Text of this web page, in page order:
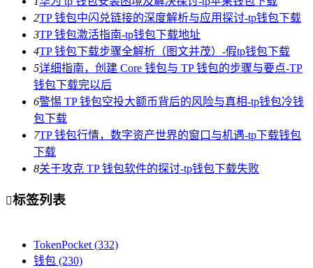
2TP 钱包中闪兑链接的深度解析与应用探讨-tp钱包下载
3TP 钱包激活指南-tp钱包下载地址
4TP 钱包下载步骤全解析（图文并茂）-假tp钱包下载
5详细指南，创建 Core 钱包与 TP 钱包的步骤与要点-TP
钱包下载完以后
6警惕 TP 钱包空投大额币背后的风险与真相-tp钱包冷钱
包下载
7TP 钱包行情，数字资产世界的窗口与机遇-tp下载钱包
下载
8关于攻克 TP 钱包软件的探讨-tp钱包下载失败
标签列表
TokenPocket (332)
钱包 (230)